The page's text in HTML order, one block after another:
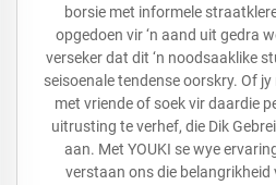
borsie met informele
opgedoen vir ‘n aand uit gedra
verseker dat dit ‘n noodsaaklike
seisoenale tendense oorskry. Of
met vriende of soek vir daardie
uitrusting te verhef, die Dik
aan. Met YOUKI se wye
verstaan ons die